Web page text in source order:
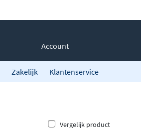
Account
Zakelijk Klantenservice
Vergelijk product